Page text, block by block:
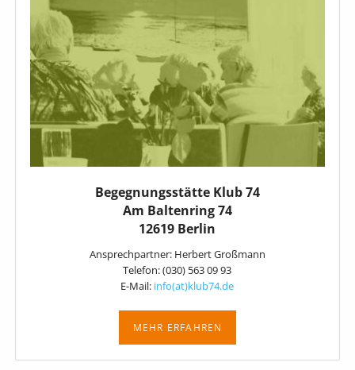
Begegnungsstätte Klub 74
Am Baltenring 74
12619 Berlin
Ansprechpartner: Herbert Großmann
Telefon: (030) 563 09 93
E-Mail: info(at)klub74.de
MEHR ERFAHREN